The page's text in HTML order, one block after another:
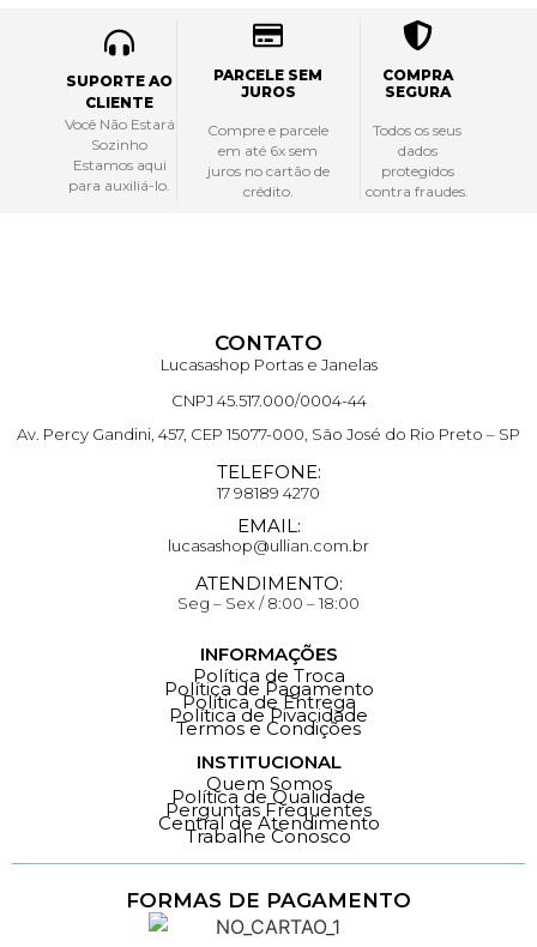
SUPORTE AO
CLIENTE
Você Não Estará
Sozinho
Estamos aqui
para auxiliá-lo.
PARCELE SEM
JUROS
Compre e parcele
em até 6x sem
juros no cartão de
crédito.
COMPRA
SEGURA
Todos os seus
dados
protegidos
contra fraudes.
CONTATO
Lucasashop Portas e Janelas
CNPJ 45.517.000/0004-44
Av. Percy Gandini, 457, CEP 15077-000, São José do Rio Preto – SP
TELEFONE:
17 98189 4270
EMAIL:
lucasashop@ullian.com.br
ATENDIMENTO:
Seg – Sex / 8:00 – 18:00
INFORMAÇÕES
Política de Troca
Política de Pagamento
Política de Entrega
Política de Pivacidade
Termos e Condições
INSTITUCIONAL
Quem Somos
Política de Qualidade
Perguntas Frequentes
Central de Atendimento
Trabalhe Conosco
FORMAS DE PAGAMENTO